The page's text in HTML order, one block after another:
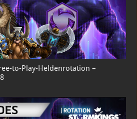
to-Play-Heldenrotation –